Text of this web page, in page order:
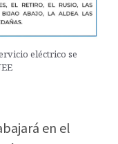
eléctrico se
en el